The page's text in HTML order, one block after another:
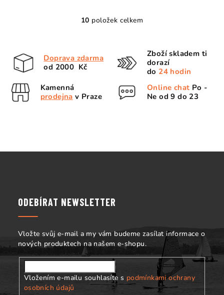
O
k
p
i
u
10 položek celkem
Doprava zdarma
od 2000 Kč
Zboží skladem ti
dorazí
do 24 hodin
Kamenná
prodejna v Praze
Online chat Po -
Ne od 9 do 23
ODEBÍRAT NEWSLETTER
Vložte svůj e-mail a my vám budeme zasílat informace o
nových produktech na našem e-shopu.
Vložením e-mailu souhlasíte s podmínkami ochrany
osobních údajů